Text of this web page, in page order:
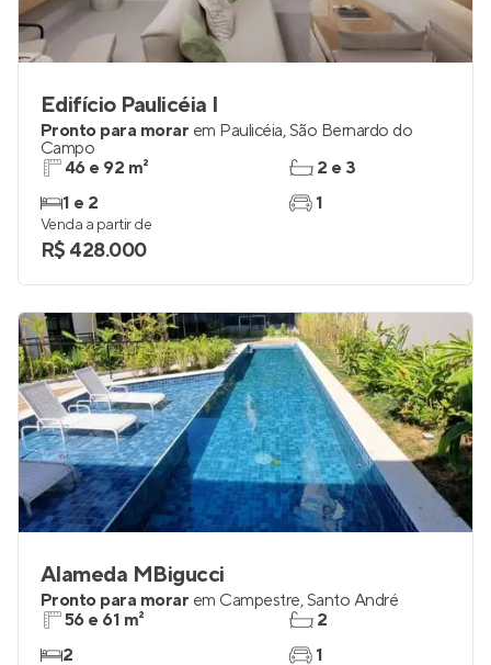
Edifício Paulicéia I
Pronto para morar em Paulicéia,São Bernardo do
Campo
46 e 92 m²
1 e 2
2 e 3
1
Venda a partir de
R$ 428.000
Alameda MBigucci
Pronto para morar em Campestre,Santo André
56 e 61 m²
2
2
1